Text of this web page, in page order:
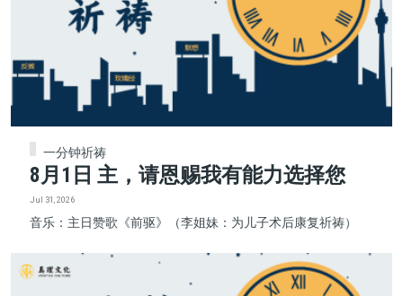
一分钟祈祷
8月1日 主，请恩赐我有能力选择您
Jul 31, 2026
音乐：主日赞歌《前驱》（李姐妹：为儿子术后康复祈祷）